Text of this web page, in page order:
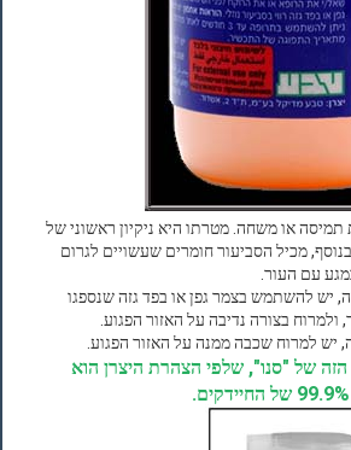
תמיסה או משחה. מטרתו היא ניקיון ראשוני של
מכיל הסביעור חומרים שעשויים לגרום
עם העור.
יש להשתמש בצמר גפן או בפד גזה שנספגו
ולמרוח בצורה נדיבה על האזור הפגוע.
למרוח שכבה ממנה על האזור הפגוע.
הזה של "סנו", שלפי הצהרת היצרן הוא